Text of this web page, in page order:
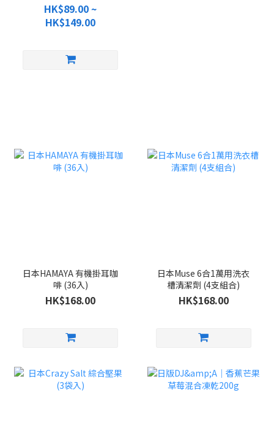
HK$89.00 ~
HK$149.00
日本HAMAYA 有機掛耳咖
啡 (36入)
HK$168.00
日本Muse 6合1萬用洗衣
槽清潔劑 (4支組合)
HK$168.00